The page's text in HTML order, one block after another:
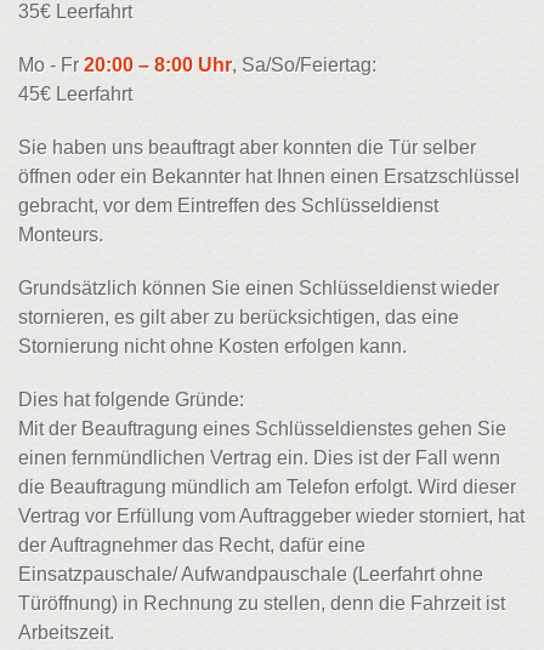
35€ Leerfahrt
Mo - Fr20:00 – 8:00 Uhr, Sa/So/Feiertag:
45€ Leerfahrt
Sie haben uns beauftragt aber konnten die Tür selber
öffnen oder ein Bekannter hat Ihnen einen Ersatzschlüssel
gebracht, vor dem Eintreffen des Schlüsseldienst
Monteurs.
Grundsätzlich können Sie einen Schlüsseldienst wieder
stornieren, es gilt aber zu berücksichtigen, das eine
Stornierung nicht ohne Kosten erfolgen kann.
Dies hat folgende Gründe:
Mit der Beauftragung eines Schlüsseldienstes gehen Sie
einen fernmündlichen Vertrag ein. Dies ist der Fall wenn
die Beauftragung mündlich am Telefon erfolgt. Wird dieser
Vertrag vor Erfüllung vom Auftraggeber wieder storniert, hat
der Auftragnehmer das Recht, dafür eine
Einsatzpauschale/ Aufwandpauschale (Leerfahrt ohne
Türöffnung) in Rechnung zu stellen, denn die Fahrzeit ist
Arbeitszeit.